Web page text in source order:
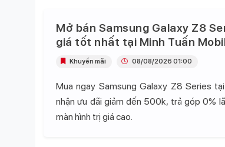
Mở bán Samsung Galaxy Z8
giá tốt nhất tại Minh Tuấn
Mua ngay Samsung Galaxy Z8 Series
nhận ưu đãi giảm đến 500k, trả góp 0%
màn hình trị giá cao.
Khuyến mãi 08/08/2026 01:00